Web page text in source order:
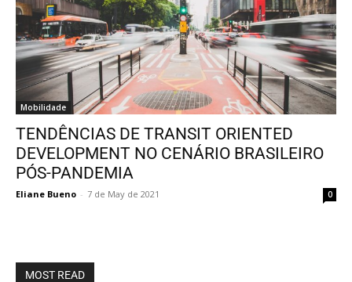
Mobilidade
TENDÊNCIAS DE TRANSIT ORIENTED
DEVELOPMENT NO CENÁRIO BRASILEIRO
PÓS-PANDEMIA
Eliane Bueno - 7 de May de 2021 0
MOST READ